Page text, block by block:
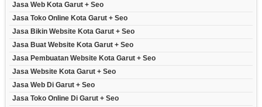
Jasa Web Kota Garut + Seo
Jasa Toko Online Kota Garut + Seo
Jasa Bikin Website Kota Garut + Seo
Jasa Buat Website Kota Garut + Seo
Jasa Pembuatan Website Kota Garut + Seo
Jasa Website Kota Garut + Seo
Jasa Web Di Garut + Seo
Jasa Toko Online Di Garut + Seo